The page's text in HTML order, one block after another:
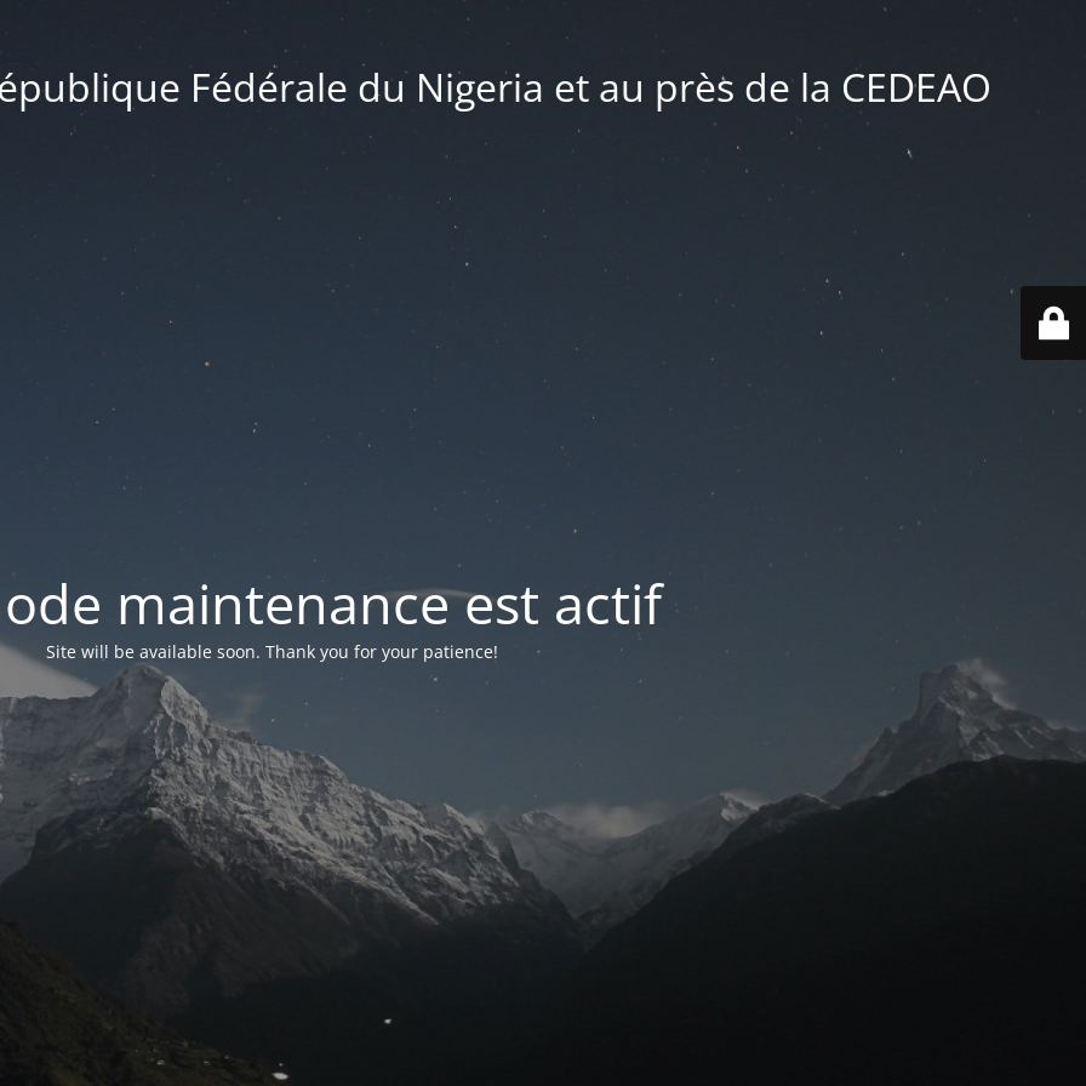
Fédérale du Nigeria et au près de la CEDEAO
maintenance est actif
Site will be available soon. Thank you for your patience!